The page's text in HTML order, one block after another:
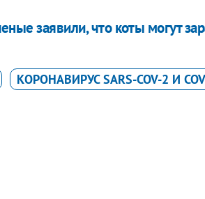
заявили, что коты могут
КОРОНАВИРУС SARS-COV-2 И